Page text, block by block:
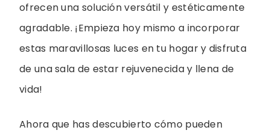
ofrecen una solución versátil y estéticamente
agradable. ¡Empieza hoy mismo a incorporar
estas maravillosas luces en tu hogar y disfruta
de una sala de estar rejuvenecida y llena de
vida!
Ahora que has descubierto cómo pueden